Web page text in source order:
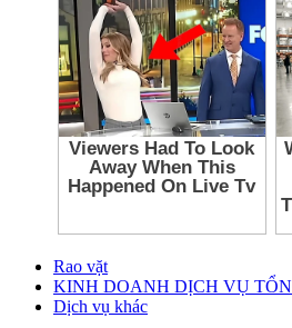
Rao vặt
KINH DOANH DỊCH VỤ
Dịch vụ khác